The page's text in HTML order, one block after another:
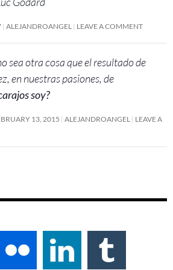
ALEJANDROANGEL LEAVE A COMMENT
sea otra cosa que el resultado de
en nuestras pasiones, de
soy?
13, 2015 ALEJANDROANGEL
LEAVE A